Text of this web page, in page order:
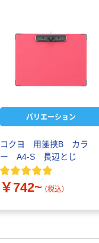
バリエーション
コクヨ 用箋挟B カラ
ー A4-S 長辺とじ
￥742~ （税込）